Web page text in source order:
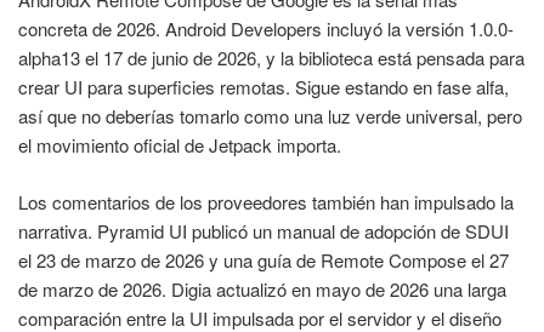
concreta de 2026. Android Developers incluyó la versión 1.0.0-
alpha13 el 17 de junio de 2026, y la biblioteca está pensada para
crear UI para superficies remotas. Sigue estando en fase alfa,
así que no deberías tomarlo como una luz verde universal, pero
el movimiento oficial de Jetpack importa.
Los comentarios de los proveedores también han impulsado la
narrativa. Pyramid UI publicó un manual de adopción de SDUI
el 23 de marzo de 2026 y una guía de Remote Compose el 27
de marzo de 2026. Digia actualizó en mayo de 2026 una larga
comparación entre la UI impulsada por el servidor y el diseño